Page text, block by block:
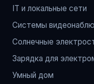
IT и локальные сети
Системы
Солнечные
Зарядка для
Умный дом